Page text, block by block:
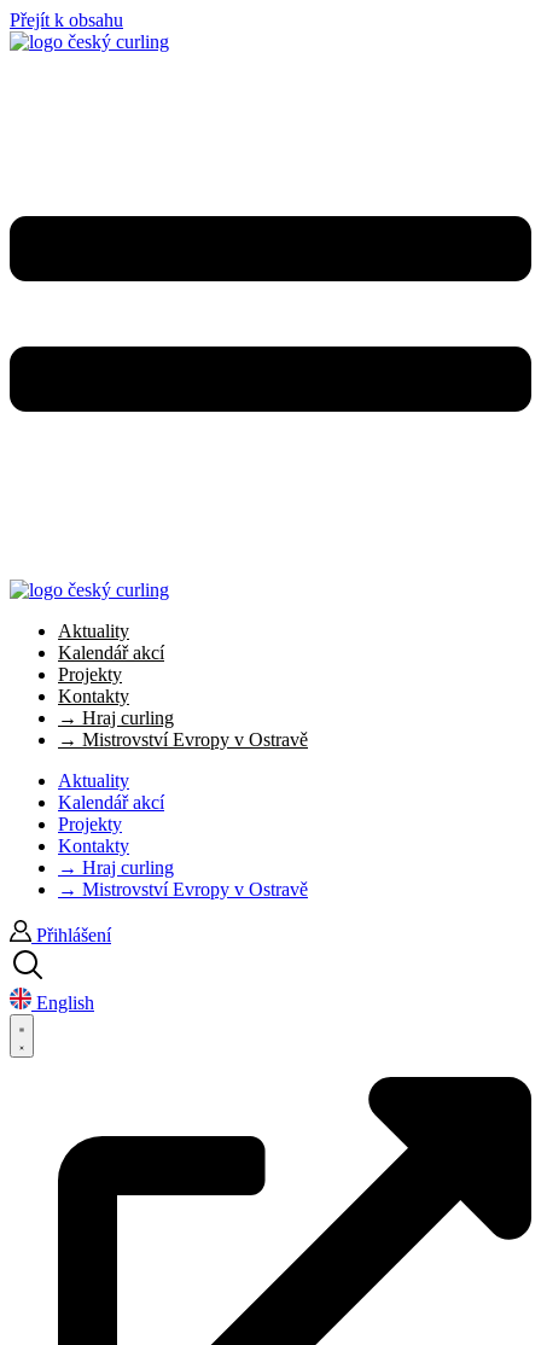
Přejít k obsahu
Aktuality
Kalendář akcí
Projekty
Kontakty
→ Hraj curling
→ Mistrovství Evropy v Ostravě
Aktuality
Kalendář akcí
Projekty
Kontakty
→ Hraj curling
→ Mistrovství Evropy v Ostravě
Přihlášení
English